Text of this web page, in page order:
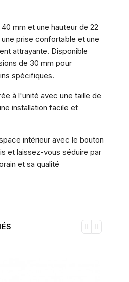
mm et une hauteur de 22
prise confortable et une
attrayante. Disponible
de 30 mm pour
spécifiques.
à l'unité avec une taille de
installation facile et
intérieur avec le bouton
et laissez-vous séduire par
et sa qualité